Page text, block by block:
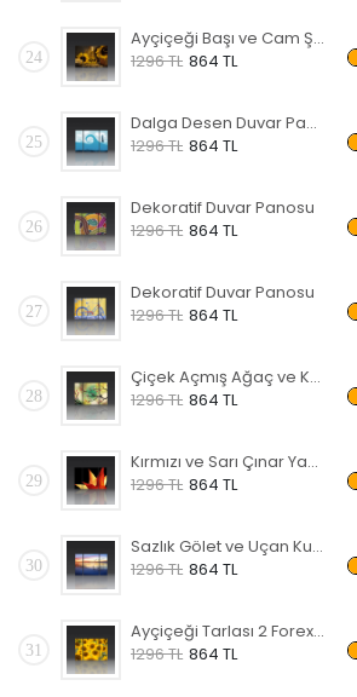
24
Ayçiçeği Başı ve Cam Şişe Forex Tablo
1296 TL 864 TL
25
Dalga Desen Duvar Panosu
1296 TL 864 TL
26
Dekoratif Duvar Panosu
1296 TL 864 TL
27
Dekoratif Duvar Panosu
1296 TL 864 TL
28
Çiçek Açmış Ağaç ve Kuş Forex Tablo
1296 TL 864 TL
29
Kırmızı ve Sarı Çınar Yaprağı Forex Tablo
1296 TL 864 TL
30
Sazlık Gölet ve Uçan Kuşlar Forex Tablo
1296 TL 864 TL
31
Ayçiçeği Tarlası 2 Forex Tablo
1296 TL 864 TL